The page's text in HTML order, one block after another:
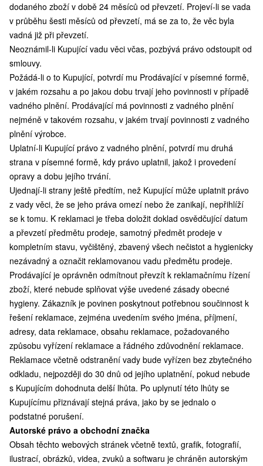
dodaného zboží v době 24 měsíců od převzetí. Projeví-li se vada
v průběhu šesti měsíců od převzetí, má se za to, že věc byla
vadná již při převzetí.
Neoznámil-li Kupující vadu věci včas, pozbývá právo odstoupit od
smlouvy.
Požádá-li o to Kupující, potvrdí mu Prodávající v písemné formě,
v jakém rozsahu a po jakou dobu trvají jeho povinnosti v případě
vadného plnění. Prodávající má povinnosti z vadného plnění
nejméně v takovém rozsahu, v jakém trvají povinnosti z vadného
plnění výrobce.
Uplatní-li Kupující právo z vadného plnění, potvrdí mu druhá
strana v písemné formě, kdy právo uplatnil, jakož i provedení
opravy a dobu jejího trvání.
Ujednají-li strany ještě předtím, než Kupující může uplatnit právo
z vady věci, že se jeho práva omezí nebo že zanikají, nepřihlíží
se k tomu. K reklamaci je třeba doložit doklad osvědčující datum
a převzetí předmětu prodeje, samotný předmět prodeje v
kompletním stavu, vyčištěný, zbavený všech nečistot a hygienicky
nezávadný a označit reklamovanou vadu předmětu prodeje.
Prodávající je oprávněn odmítnout převzít k reklamačnímu řízení
zboží, které nebude splňovat výše uvedené zásady obecné
hygieny. Zákazník je povinen poskytnout potřebnou součinnost k
řešení reklamace, zejména uvedením svého jména, příjmení,
adresy, data reklamace, obsahu reklamace, požadovaného
způsobu vyřízení reklamace a řádného zdůvodnění reklamace.
Reklamace včetně odstranění vady bude vyřízen bez zbytečného
odkladu, nejpozději do 30 dnů od jejího uplatnění, pokud nebude
s Kupujícím dohodnuta delší lhůta. Po uplynutí této lhůty se
Kupujícímu přiznávají stejná práva, jako by se jednalo o
podstatné porušení.
Autorské právo a obchodní značka
Obsah těchto webových stránek včetně textů, grafik, fotografií,
ilustrací, obrázků, videa, zvuků a softwaru je chráněn autorským